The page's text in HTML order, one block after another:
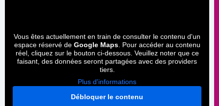
Vous êtes actuellement en train de consulter le contenu d'un
espace réservé de Google Maps. Pour accéder au contenu
réel, cliquez sur le bouton ci-dessous. Veuillez noter que ce
faisant, des données seront partagées avec des providers
tiers.
Plus d'informations
Débloquer le contenu